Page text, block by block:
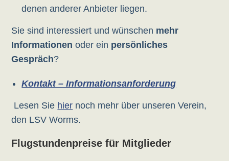
denen anderer Anbieter liegen.
Sie sind interessiert und wünschen mehr
Informationen oder ein persönliches
Gespräch?
Kontakt – Informationsanforderung
Lesen Sie hier noch mehr über unseren Verein,
den LSV Worms.
Flugstundenpreise für Mitglieder